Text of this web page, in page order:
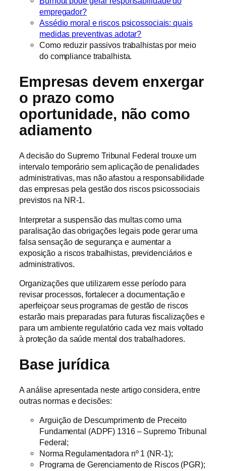
empregador?
Assédio moral e riscos psicossociais: quais
medidas preventivas adotar?
Como reduzir passivos trabalhistas por meio
do compliance trabalhista.
Empresas devem enxergar
o prazo como
oportunidade, não como
adiamento
A decisão do Supremo Tribunal Federal trouxe um
intervalo temporário sem aplicação de penalidades
administrativas, mas não afastou a responsabilidade
das empresas pela gestão dos riscos psicossociais
previstos na NR-1.
Interpretar a suspensão das multas como uma
paralisação das obrigações legais pode gerar uma
falsa sensação de segurança e aumentar a
exposição a riscos trabalhistas, previdenciários e
administrativos.
Organizações que utilizarem esse período para
revisar processos, fortalecer a documentação e
aperfeiçoar seus programas de gestão de riscos
estarão mais preparadas para futuras fiscalizações e
para um ambiente regulatório cada vez mais voltado
à proteção da saúde mental dos trabalhadores.
Base jurídica
A análise apresentada neste artigo considera, entre
outras normas e decisões:
Arguição de Descumprimento de Preceito
Fundamental (ADPF) 1316 – Supremo Tribunal
Federal;
Norma Regulamentadora nº 1 (NR-1);
Programa de Gerenciamento de Riscos (PGR);